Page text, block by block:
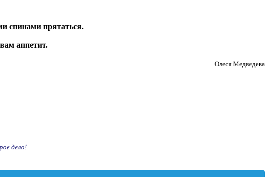
спинами прятаться.
аппетит.
Олеся Медведева
дело!